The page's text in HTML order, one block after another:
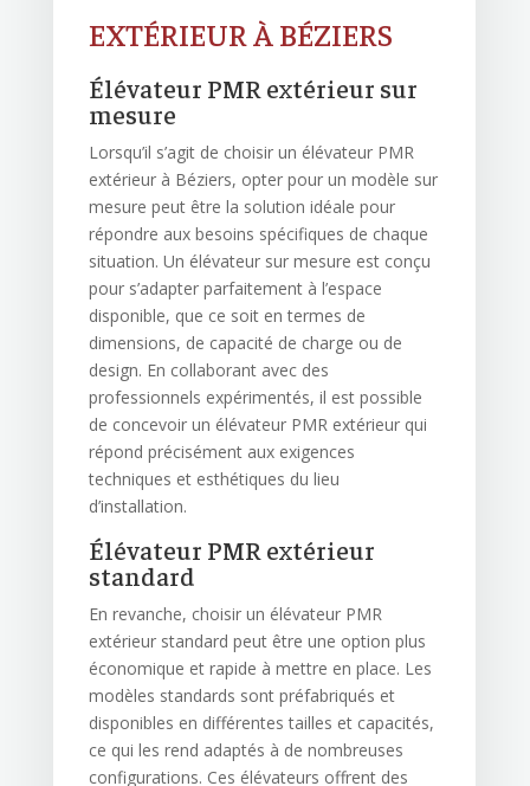
EXTÉRIEUR À BÉZIERS
Élévateur PMR extérieur sur
mesure
Lorsqu’il s’agit de choisir un élévateur PMR
extérieur à Béziers, opter pour un modèle sur
mesure peut être la solution idéale pour
répondre aux besoins spécifiques de chaque
situation. Un élévateur sur mesure est conçu
pour s’adapter parfaitement à l’espace
disponible, que ce soit en termes de
dimensions, de capacité de charge ou de
design. En collaborant avec des
professionnels expérimentés, il est possible
de concevoir un élévateur PMR extérieur qui
répond précisément aux exigences
techniques et esthétiques du lieu
d’installation.
Élévateur PMR extérieur
standard
En revanche, choisir un élévateur PMR
extérieur standard peut être une option plus
économique et rapide à mettre en place. Les
modèles standards sont préfabriqués et
disponibles en différentes tailles et capacités,
ce qui les rend adaptés à de nombreuses
configurations. Ces élévateurs offrent des